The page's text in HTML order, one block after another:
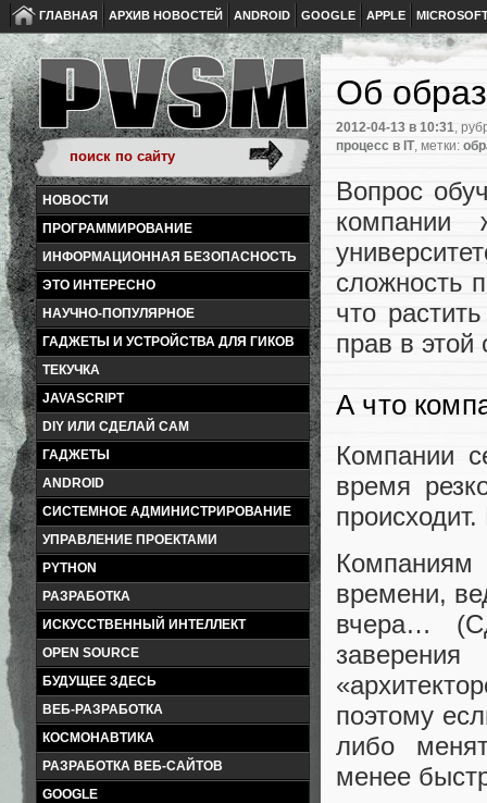
ГЛАВНАЯ АРХИВ НОВОСТЕЙ ANDROID GOOGLE APPLE
НОВОСТИ
ПРОГРАММИРОВАНИЕ
ИНФОРМАЦИОННАЯ БЕЗОПАСНОСТЬ
ЭТО ИНТЕРЕСНО
НАУЧНО-ПОПУЛЯРНОЕ
ГАДЖЕТЫ И УСТРОЙСТВА ДЛЯ ГИКОВ
ТЕКУЧКА
JAVASCRIPT
DIY ИЛИ СДЕЛАЙ САМ
ГАДЖЕТЫ
ANDROID
СИСТЕМНОЕ АДМИНИСТРИРОВАНИЕ
УПРАВЛЕНИЕ ПРОЕКТАМИ
PYTHON
РАЗРАБОТКА
ИСКУССТВЕННЫЙ ИНТЕЛЛЕКТ
OPEN SOURCE
БУДУЩЕЕ ЗДЕСЬ
ВЕБ-РАЗРАБОТКА
КОСМОНАВТИКА
РАЗРАБОТКА ВЕБ-САЙТОВ
GOOGLE
Об
2012-04-13 в 10:31,
процесс в IT, метки:
Вопрос
компании
сложность
что
прав в этой
А что
Компании
время
времени,
вчера…
поэтому
либо
менее